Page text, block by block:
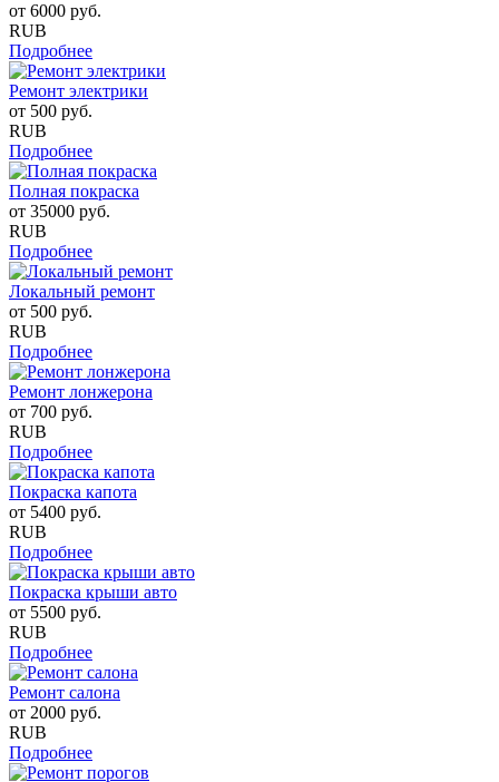
от 6000 руб.
RUB
Подробнее
Ремонт электрики
от 500 руб.
RUB
Подробнее
Полная покраска
от 35000 руб.
RUB
Подробнее
Локальный ремонт
от 500 руб.
RUB
Подробнее
Ремонт лонжерона
от 700 руб.
RUB
Подробнее
Покраска капота
от 5400 руб.
RUB
Подробнее
Покраска крыши авто
от 5500 руб.
RUB
Подробнее
Ремонт салона
от 2000 руб.
RUB
Подробнее